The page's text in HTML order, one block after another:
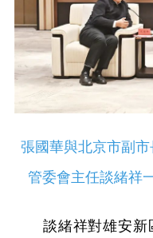
張國華與北京市副市
管委會主任談緒祥
談緒祥對雄安新